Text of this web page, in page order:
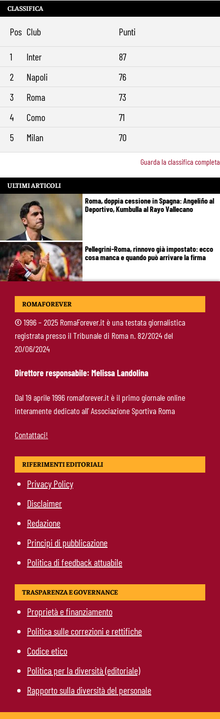
9:29
Roma-Molina, trattativa in avanzamento: sul tavolo 17 milioni per
CLASSIFICA
Pos Club Punti
1 Inter
87
2
Napoli
76
3
Roma
73
4
Como
71
5
Milan 70
Guarda la classifica completa
ULTIMI ARTICOLI
Roma, doppia cessione in Spagna: Angeliño al
Deportivo, Kumbulla al Rayo Vallecano
Pellegrini-Roma, rinnovo già impostato: ecco
cosa manca e quando può arrivare la firma
Mercato Roma, manca un solo colpo: Gasperini
Roma-Molina, il colpo di D’Amico è geniale:
qualità ed esperienza a un prezzo da
occasione
ROMAFOREVER
©1996 – 2025 RomaForever.it è una testata giornalistica
registrata presso il Tribunale di Roma n. 82/2024 del
20/06/2024
Direttore responsabile: Melissa Landolina
Dal 19 aprile 1996 romaforever.it è il primo giornale online
interamente dedicato all’ Associazione Sportiva Roma
Contattaci!
RIFERIMENTI EDITORIALI
Privacy Policy
Disclaimer
Redazione
Principi di pubblicazione
Politica di feedback attuabile
TRASPARENZA E GOVERNANCE
Proprietà e finanziamento
Politica sulle correzioni e rettifiche
Codice etico
Politica per la diversità (editoriale)
Rapporto sulla diversità del personale